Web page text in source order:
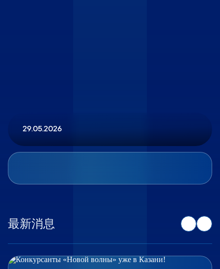
29.05.2026
最新消息